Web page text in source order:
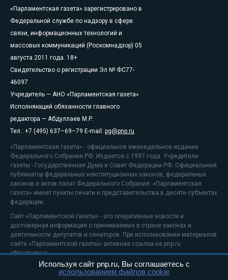
«Парламентская газета» зарегистрировано в
Федеральной службе по надзору в сфере
связи, информационных технологий и
массовых коммуникаций (Роскомнадзор) 05
августа 2011 года. 18+
Свидетельство о регистрации Эл № ФС77-
46097
Учредитель — АНО «Парламентская газета»
Исполняющий обязанности главного
редактора — Абдуллаев М.Р.
Тел.: +7 (495) 637–69–79 E-mail: pg@pnp.ru
«Парламентская газета» - официальное еженедельное издание
Федерального Собрания РФ. Издается с 1997 года. Учредители
газеты - Государственная Дума и Совет Федерации РФ. Официальный
публикатор федеральных конституционных законов, федеральных
законов и актов палат Федерального Собрания. «Парламентская
газета» имеет пункты печати и представительства в десяти субъектах
федерации.
Сайт «Парламентской газеты» - это оперативные новости и
достоверная информация о принимаемых в стране законах и
деятельности депутатов и сенаторов. При использовании материалов
сайта «Парламентской газеты» активная ссылка на pnp.ru
обязательна.
На информационном ресурсе применяютсярекомендательные
Используя сайт pnp.ru, Вы соглашаетесь с
использованием файлов cookie